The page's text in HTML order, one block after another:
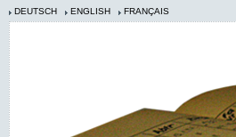
DEUTSCH ENGLISH FRANÇAIS